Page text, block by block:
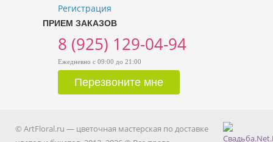
Регистрация
ПРИЕМ ЗАКАЗОВ
8 (925) 129-04-94
Ежедневно с 09:00 до 21:00
© ArtFloral.ru — цветочная мастерская по доставке